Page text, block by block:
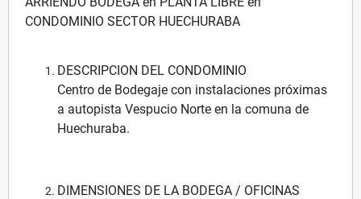
CONDOMINIO SECTOR HUECHURABA
DESCRIPCION DEL CONDOMINIO
Centro de Bodegaje con instalaciones próximas
a autopista Vespucio Norte en la comuna de
Huechuraba.
DIMENSIONES DE LA BODEGA / OFICINAS